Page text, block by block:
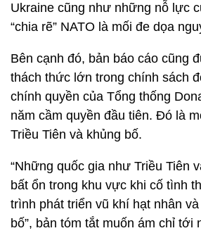
Ukraine cũng như những nỗ lực
“chia rẽ” NATO là mối đe dọa
Bên cạnh đó, bản báo cáo cũng
thách thức lớn trong chính sách
chính quyền của Tổng thống
năm cầm quyền đầu tiên. Đó là
Triều Tiên và khủng bố.
“Những quốc gia như Triều Tiên
bất ổn trong khu vực khi cố tình
trình phát triển vũ khí hạt nhân
bố”, bản tóm tắt muốn ám chỉ tới